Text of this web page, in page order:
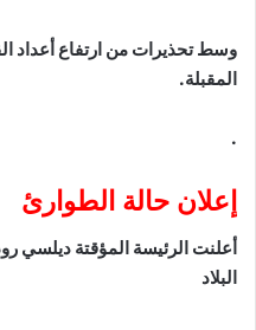
وسط تحذيرات من ارتفاع أعداد
المقبلة.
.
إعلان حالة الطوارئ
أعلنت الرئيسة المؤقتة ديلسي
البلاد